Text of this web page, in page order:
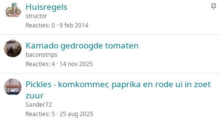
V
t
Huisregels
structor
Reacties 0 9 feb 2014
Kamado gedroogde tomaten
baconstrips
Reacties 4 14 nov 2025
Pickles - komkommer, paprika en rode ui in zoet
zuur
Sander72
Reacties 5 25 aug 2025